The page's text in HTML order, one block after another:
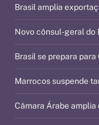
Brasil amplia
Novo cônsul-geral do
Brasil se prepara para
Marrocos suspende
Câmara Árabe